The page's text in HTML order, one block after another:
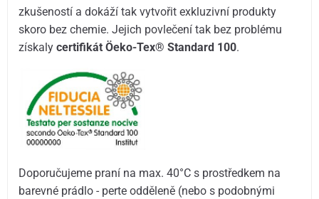
zkušeností a dokáží tak vytvořit exkluzivní produkty
skoro bez chemie. Jejich povlečení tak bez problému
získalycertifikát Öeko-Tex® Standard 100.
Doporučujeme praní na max. 40°C s prostředkem na
barevné prádlo - perte odděleně (nebo s podobnými